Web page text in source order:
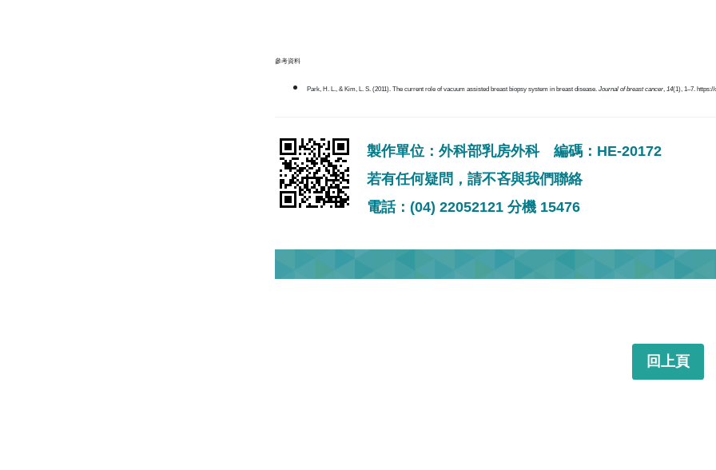
參考資料
Park, H. L., & Kim, L. S. (2011). The current role of vacuum assisted breast biopsy system in breast disease. Journal of breast cancer, 14(1), 1–7. https://
製作單位：外科部乳房外科 編碼：HE-20172
若有任何疑問，請不吝與我們聯絡
電話：(04) 22052121 分機 15476
回上頁